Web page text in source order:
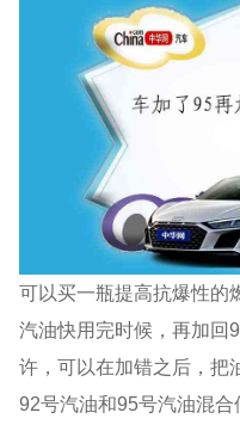
可以买一瓶提高抗爆性的
汽油快用完时候，再加回
许，可以在加错之后，把
92号汽油和95号汽油混合